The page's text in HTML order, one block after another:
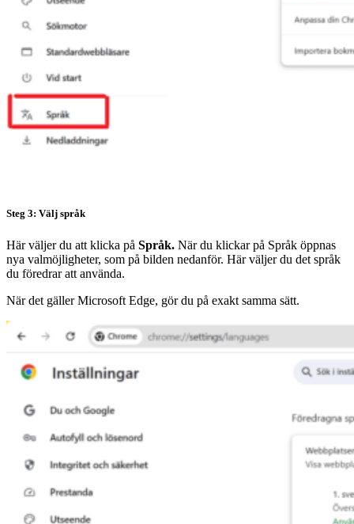
Steg 3: Välj språk
Här väljer du att klicka på Språk. När du klickar på Språk öppnas
nya valmöjligheter, som på bilden nedanför. Här väljer du det språk
du föredrar att använda.
När det gäller Microsoft Edge, gör du på exakt samma sätt.